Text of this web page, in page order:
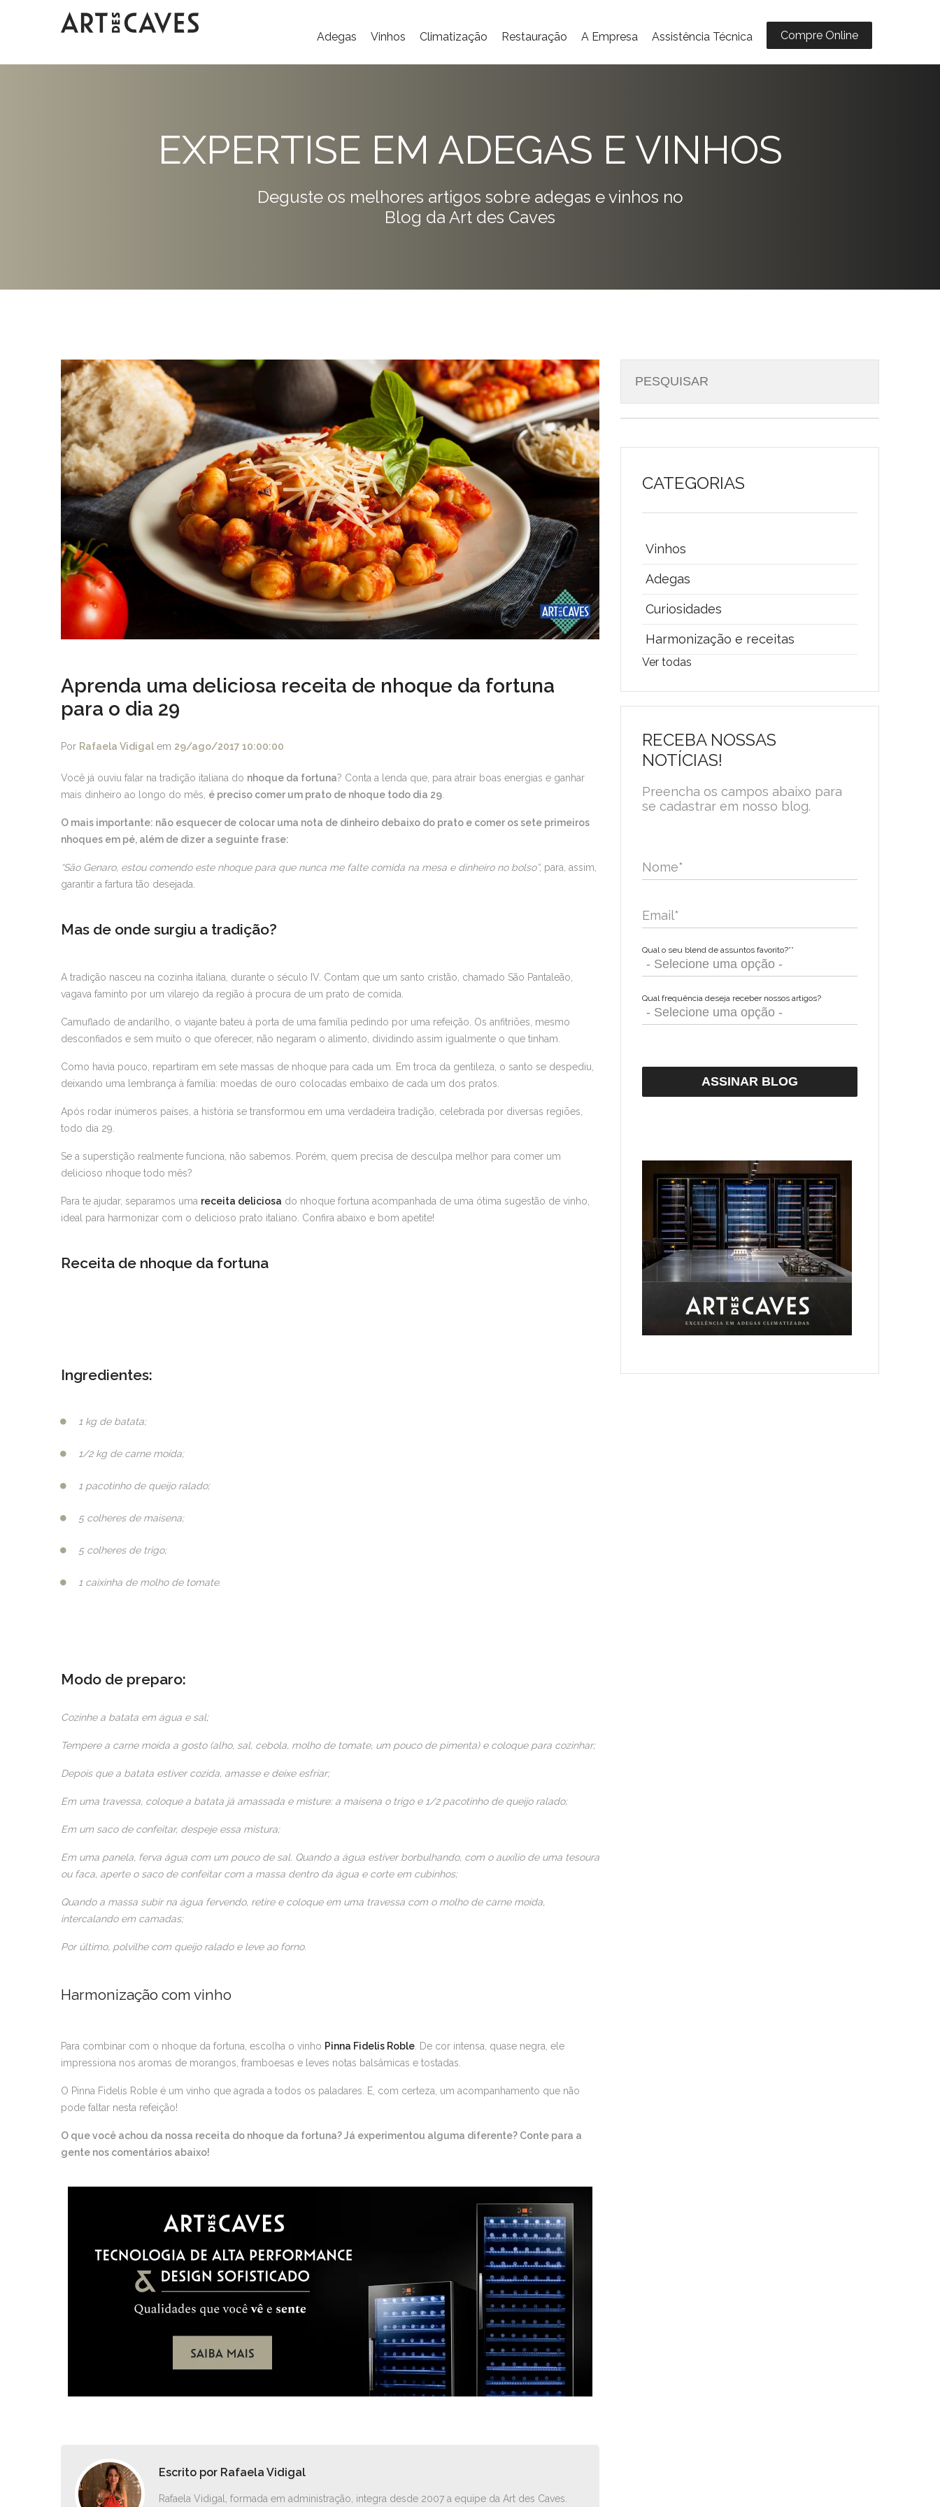
Adegas Vinhos Climatização Restauração A Empresa Assistência Técnica Compre Online
EXPERTISE EM ADEGAS E VINHOS
Deguste os melhores artigos sobre adegas e vinhos no
Blog da Art des Caves
Aprenda uma deliciosa receita de nhoque da fortuna
para o dia 29
Por Rafaela Vidigal em 29/ago/2017 10:00:00
Você já ouviu falar na tradição italiana do nhoque da fortuna? Conta a lenda que, para atrair boas energias e ganhar
mais dinheiro ao longo do mês, é preciso comer um prato de nhoque todo dia 29
O mais importante: não esquecer de colocar uma nota de dinheiro debaixo do prato e comer os sete primeiros
nhoques em pé, além de dizer a seguinte frase:
“São Genaro, estou comendo este nhoque para que nunca me falte comida na mesa e dinheiro no bolso”, para, assim,
garantir a fartura tão desejada.
Mas de onde surgiu a tradição?
A tradição nasceu na cozinha italiana, durante o século IV. Contam que um santo cristão, chamado São Pantaleão,
vagava faminto por um vilarejo da região à procura de um prato de comida.
Camuflado de andarilho, o viajante bateu à porta de uma família pedindo por uma refeição. Os anfitriões, mesmo
desconfiados e sem muito o que oferecer, não negaram o alimento, dividindo assim igualmente o que tinham.
Como havia pouco, repartiram em sete massas de nhoque para cada um. Em troca da gentileza, o santo se despediu,
deixando uma lembrança à família: moedas de ouro colocadas embaixo de cada um dos pratos.
Após rodar inúmeros países, a história se transformou em uma verdadeira tradição, celebrada por diversas regiões,
todo dia 29.
Se a superstição realmente funciona, não sabemos. Porém, quem precisa de desculpa melhor para comer um
delicioso nhoque todo mês?
Para te ajudar, separamos uma receita deliciosa do nhoque fortuna acompanhada de uma ótima sugestão de vinho,
ideal para harmonizar com o delicioso prato italiano. Confira abaixo e bom apetite!
Receita de nhoque da fortuna
Ingredientes:
1 kg de batata;
1/2 kg de carne moída;
1 pacotinho de queijo ralado;
5 colheres de maisena;
5 colheres de trigo;
1 caixinha de molho de tomate.
Modo de preparo:
Cozinhe a batata em água e sal;
Tempere a carne moída a gosto (alho, sal, cebola, molho de tomate, um pouco de pimenta) e coloque para cozinhar;
Depois que a batata estiver cozida, amasse e deixe esfriar;
Em uma travessa, coloque a batata já amassada e misture: a maisena o trigo e 1/2 pacotinho de queijo ralado;
Em um saco de confeitar, despeje essa mistura;
Em uma panela, ferva água com um pouco de sal. Quando a água estiver borbulhando, com o auxílio de uma tesoura
ou faca, aperte o saco de confeitar com a massa dentro da água e corte em cubinhos;
Quando a massa subir na água fervendo, retire e coloque em uma travessa com o molho de carne moída,
intercalando em camadas;
Por último, polvilhe com queijo ralado e leve ao forno.
Harmonização com vinho
Para combinar com o nhoque da fortuna, escolha o vinho Pinna Fidelis Roble . De cor intensa, quase negra, ele
impressiona nos aromas de morangos, framboesas e leves notas balsâmicas e tostadas.
O Pinna Fidelis Roble é um vinho que agrada a todos os paladares. E, com certeza, um acompanhamento que não
pode faltar nesta refeição!
O que você achou da nossa receita do nhoque da fortuna? Já experimentou alguma diferente? Conte para a
gente nos comentários abaixo!
Escrito por Rafaela Vidigal
Rafaela Vidigal, formada em administração, integra desde 2007 a equipe da Art des Caves.
CATEGORIAS
Vinhos
Adegas
Curiosidades
Harmonização e receitas
Ver todas
RECEBA NOSSAS
NOTÍCIAS!
Preencha os campos abaixo para
se cadastrar em nosso blog.
Nome*
Email*
Qual o seu blend de assuntos favorito?**
Qual frequência deseja receber nossos artigos?